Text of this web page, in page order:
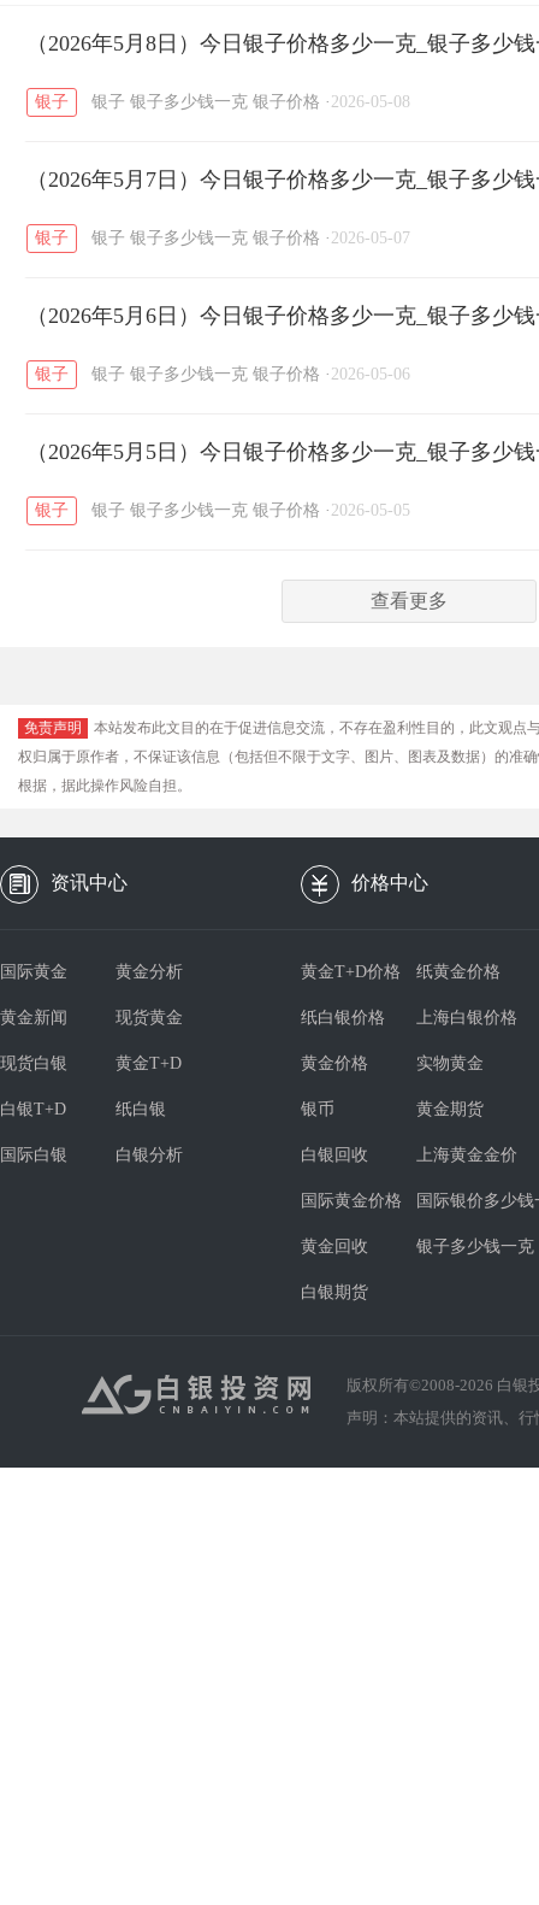
开国纪念币 大清银币 / 长城币 / 老
菜百 周生生 周大生
六福 / 金至尊 / 潮宏基 / 亚一金店
（2026年5月8日）今日银子价格多少一克_银子多少
银子 银子 银子多少钱一克 银子价格 · 2026-05-08
（2026年5月7日）今日银子价格多少一克_银子多少
银子 银子 银子多少钱一克 银子价格 · 2026-05-07
（2026年5月6日）今日银子价格多少一克_银子多少
银子 银子 银子多少钱一克 银子价格 · 2026-05-06
（2026年5月5日）今日银子价格多少一克_银子多少
银子 银子 银子多少钱一克 银子价格 · 2026-05-05
查看更多
免责声明
本站发布此文目的在于促进信息交流，不存在盈利性目的，此文观
权归属于原作者，不保证该信息（包括但不限于文字、图片、图表及数据）的准
根据，据此操作风险自担。
资讯中心 价格中心
国际黄金 黄金分析
黄金新闻 现货黄金
现货白银 黄金T+D
白银T+D 纸白银
国际白银 白银分析
黄金T+D价格 纸黄金价格
纸白银价格 上海白银价格
黄金价格 实物黄金
银币 黄金期货
白银回收 上海黄金金价
国际黄金价格 国际银价多少钱
黄金回收 银子多少钱一克
白银期货
版权所有©2008-2026 白银
声明：本站提供的资讯、